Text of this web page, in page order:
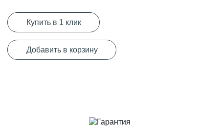
Купить в 1 клик
Добавить в корзину